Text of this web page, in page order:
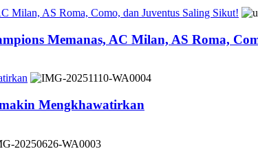
Milan, AS Roma, Como, dan Juventus Saling Sikut!
Memanas, AC Milan, AS Roma,
Mengkhawatirkan